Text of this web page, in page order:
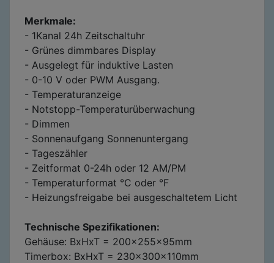
Merkmale:
- 1Kanal 24h Zeitschaltuhr
- Grünes dimmbares Display
- Ausgelegt für induktive Lasten
- 0-10 V oder PWM Ausgang.
- Temperaturanzeige
- Notstopp-Temperaturüberwachung
- Dimmen
- Sonnenaufgang Sonnenuntergang
- Tageszähler
- Zeitformat 0-24h oder 12 AM/PM
- Temperaturformat °C oder °F
- Heizungsfreigabe bei ausgeschaltetem Licht
Technische Spezifikationen:
Gehäuse: BxHxT = 200x255x95mm
Timerbox: BxHxT = 230x300x110mm